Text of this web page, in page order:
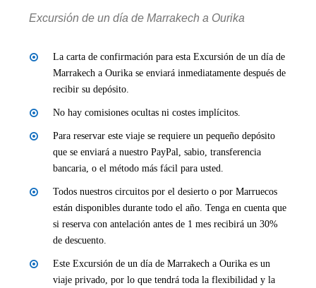
Excursión de un día de Marrakech a Ourika
La carta de confirmación para esta Excursión de un día de
Marrakech a Ourika se enviará inmediatamente después de
recibir su depósito.
No hay comisiones ocultas ni costes implícitos.
Para reservar este viaje se requiere un pequeño depósito
que se enviará a nuestro PayPal, sabio, transferencia
bancaria, o el método más fácil para usted.
Todos nuestros circuitos por el desierto o por Marruecos
están disponibles durante todo el año. Tenga en cuenta que
si reserva con antelación antes de 1 mes recibirá un 30%
de descuento.
Este Excursión de un día de Marrakech a Ourika es un
viaje privado, por lo que tendrá toda la flexibilidad y la